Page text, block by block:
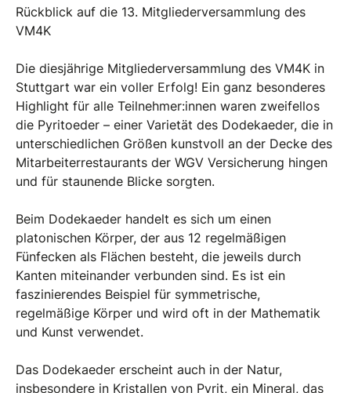
Rückblick auf die 13. Mitgliederversammlung des
VM4K
Die diesjährige Mitgliederversammlung des VM4K in
Stuttgart war ein voller Erfolg! Ein ganz besonderes
Highlight für alle Teilnehmer:innen waren zweifellos
die Pyritoeder – einer Varietät des Dodekaeder, die in
unterschiedlichen Größen kunstvoll an der Decke des
Mitarbeiterrestaurants der WGV Versicherung hingen
und für staunende Blicke sorgten.
Beim Dodekaeder handelt es sich um einen
platonischen Körper, der aus 12 regelmäßigen
Fünfecken als Flächen besteht, die jeweils durch
Kanten miteinander verbunden sind. Es ist ein
faszinierendes Beispiel für symmetrische,
regelmäßige Körper und wird oft in der Mathematik
und Kunst verwendet.
Das Dodekaeder erscheint auch in der Natur,
insbesondere in Kristallen von Pyrit, ein Mineral, das